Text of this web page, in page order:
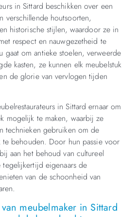
in Sittard beschikken over een
verschillende houtsoorten,
historische stijlen, waardoor ze in
respect en nauwgezetheid te
gaat om antieke stoelen, verweerde
kasten, ze kunnen elk meubelstuk
de glorie van vervlogen tijden
in Sittard ernaar om
mogelijk te maken, waarbij ze
technieken gebruiken om de
te behouden. Door hun passie voor
aan het behoud van cultureel
eigenaars de
van de schoonheid van
meubelmaker in Sittard